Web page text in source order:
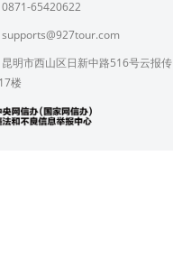
0871-65420622
supports@927tour.com
明市西山区日新中路516号云报传
楼